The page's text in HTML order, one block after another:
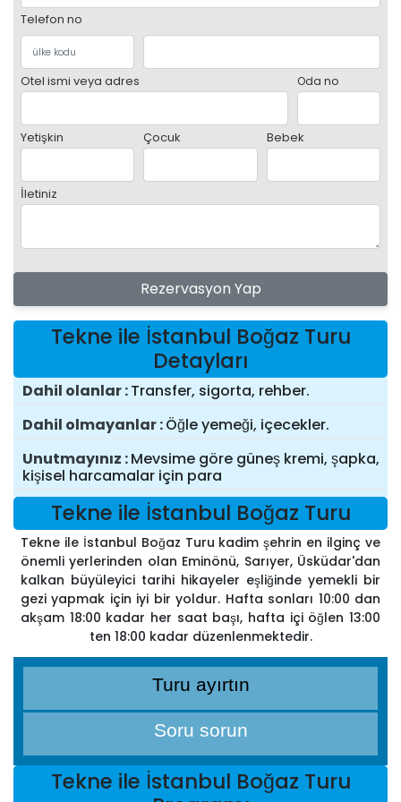
Telefon no
Otel ismi veya adres Oda no
Yetişkin Çocuk Bebek
İletiniz
Rezervasyon Yap
Tekne ile İstanbul Boğaz Turu
Detayları
Dahil olanlar Transfer, sigorta, rehber.
Dahil olmayanlar Öğle yemeği, içecekler.
Unutmayınız Mevsime göre güneş kremi, şapka,
kişisel harcamalar için para
Tekne ile İstanbul Boğaz Turu
Tekne ile İstanbul Boğaz Turu kadim şehrin en ilginç ve
önemli yerlerinden olan Eminönü, Sarıyer, Üsküdar'dan
kalkan büyüleyici tarihi hikayeler eşliğinde yemekli bir
gezi yapmak için iyi bir yoldur. Hafta sonları 10:00 dan
akşam 18:00 kadar her saat başı, hafta içi öğlen 13:00
ten 18:00 kadar düzenlenmektedir.
Turu ayırtın
Soru sorun
Tekne ile İstanbul Boğaz Turu